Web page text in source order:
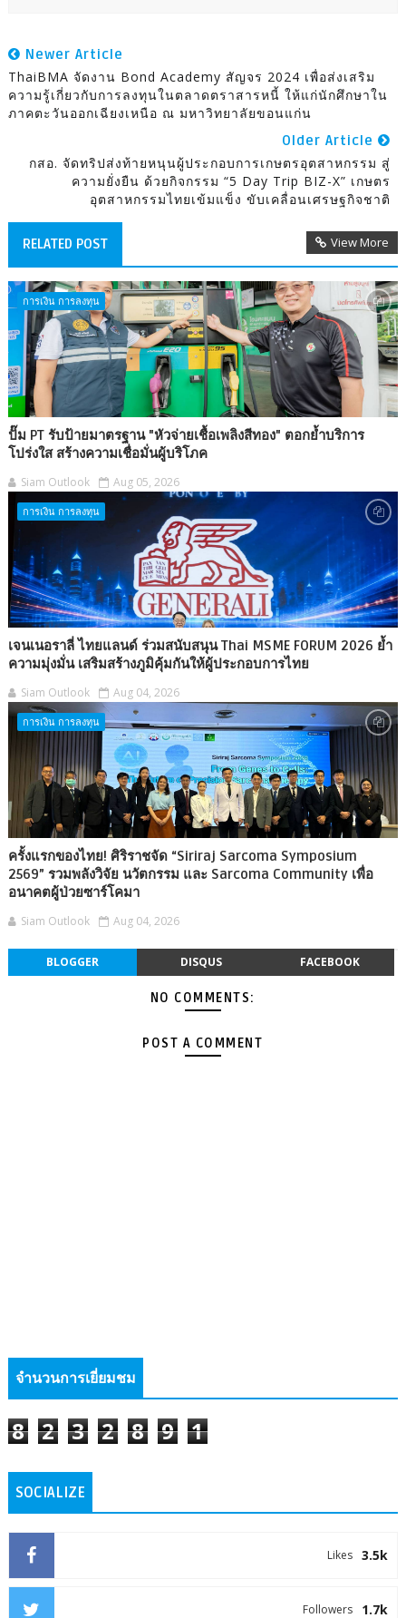
Newer Article
ThaiBMA จัดงาน Bond Academy สัญจร 2024 เพื่อส่งเสริม
ความรู้เกี่ยวกับการลงทุนในตลาดตราสารหนี้ ให้แก่นักศึกษาใน
ภาคตะวันออกเฉียงเหนือ ณ มหาวิทยาลัยขอนแก่น
Older Article
กสอ. จัดทริปส่งท้ายหนุนผู้ประกอบการเกษตรอุตสาหกรรม สู่
ความยั่งยืน ด้วยกิจกรรม “5 Day Trip BIZ-X” เกษตร
อุตสาหกรรมไทยเข้มแข็ง ขับเคลื่อนเศรษฐกิจชาติ
RELATED POST View More
การเงิน การลงทุน
ปั๊ม PT รับป้ายมาตรฐาน "หัวจ่ายเชื้อเพลิงสีทอง" ตอกย้ำบริการ
โปร่งใส สร้างความเชื่อมั่นผู้บริโภค
Siam Outlook Aug 05, 2026
การเงิน การลงทุน
เจนเนอราลี่ ไทยแลนด์ ร่วมสนับสนุน Thai MSME FORUM 2026 ย้ำ
ความมุ่งมั่น เสริมสร้างภูมิคุ้มกันให้ผู้ประกอบการไทย
Siam Outlook Aug 04, 2026
การเงิน การลงทุน
ครั้งแรกของไทย! ศิริราชจัด “Siriraj Sarcoma Symposium
2569” รวมพลังวิจัย นวัตกรรม และ Sarcoma Community เพื่อ
อนาคตผู้ป่วยซาร์โคมา
Siam Outlook Aug 04, 2026
BLOGGER DISQUS FACEBOOK
NO COMMENTS:
POST A COMMENT
จำนวนการเยี่ยมชม
8 2 3 2 8 9 1
SOCIALIZE
3.5k
Likes
1.7k
Followers